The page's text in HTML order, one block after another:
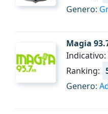
Genero:
Magia
Indicativo:
Ranking:
Genero: